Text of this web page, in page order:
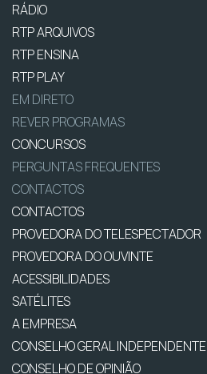
RÁDIO
RTP ARQUIVOS
RTP ENSINA
RTP PLAY
EM DIRETO
REVER PROGRAMAS
CONCURSOS
PERGUNTAS FREQUENTES
CONTACTOS
CONTACTOS
PROVEDORA DO TELESPECTADOR
PROVEDORA DO OUVINTE
ACESSIBILIDADES
SATÉLITES
A EMPRESA
CONSELHO GERAL INDEPENDENTE
CONSELHO DE OPINIÃO